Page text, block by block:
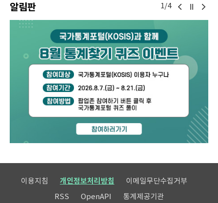
알림판 1/4
이용지침 개인정보처리방침
이메일무단수집거부
RSS
OpenAPI 통계제공기관